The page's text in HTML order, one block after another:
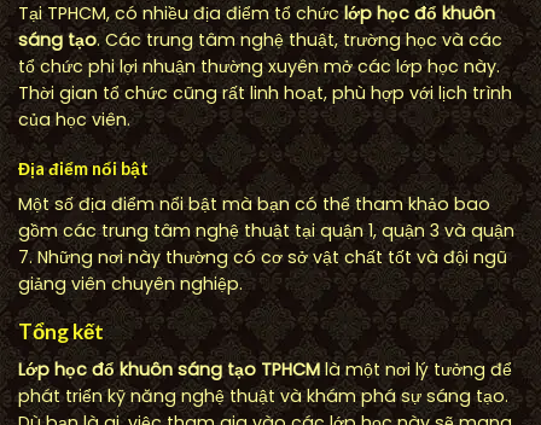
Tại TPHCM, có nhiều địa điểm tổ chứclớp học đổ khuôn
sáng tạo. Các trung tâm nghệ thuật, trường học và các
tổ chức phi lợi nhuận thường xuyên mở các lớp học này.
Thời gian tổ chức cũng rất linh hoạt, phù hợp với lịch trình
của học viên.
Địa điểm nổi bật
Một số địa điểm nổi bật mà bạn có thể tham khảo bao
gồm các trung tâm nghệ thuật tại quận 1, quận 3 và quận
7. Những nơi này thường có cơ sở vật chất tốt và đội ngũ
giảng viên chuyên nghiệp.
Tổng kết
Lớp học đổ khuôn sáng tạo TPHCMlà một nơi lý tưởng để
phát triển kỹ năng nghệ thuật và khám phá sự sáng tạo.